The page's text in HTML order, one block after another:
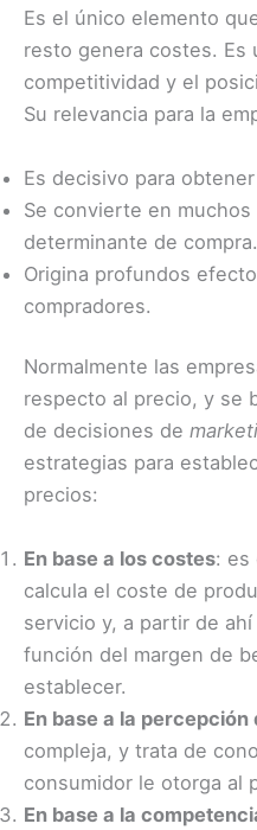
Es el único elemento
resto genera costes. Es
competitividad y el
Su relevancia para la
Es decisivo para
Se convierte en
determinante de compra.
Origina profundos
compradores.
Normalmente las
respecto al precio, y se
de decisiones de
estrategias para
precios:
En base a los costes: es
calcula el coste de
servicio y, a partir de
función del margen de
establecer.
En base a la
compleja, y trata de
consumidor le otorga al
En base a la